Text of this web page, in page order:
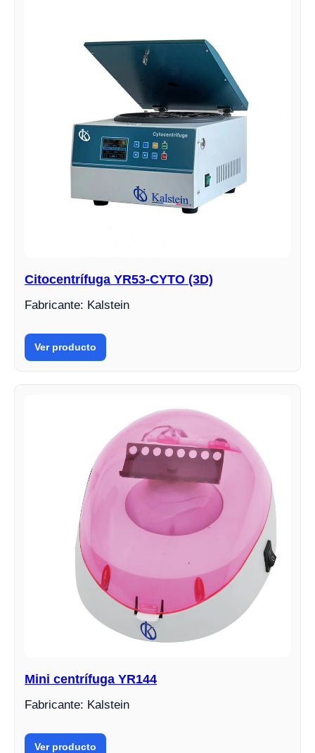
Citocentrífuga YR53-CYTO (3D)
Fabricante: Kalstein
Ver producto
Mini centrífuga YR144
Fabricante: Kalstein
Ver producto